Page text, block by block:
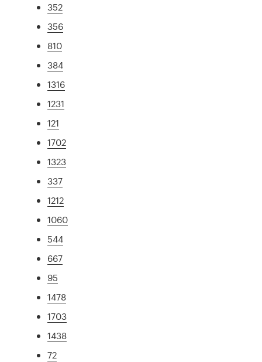
352
356
810
384
1316
1231
121
1702
1323
337
1212
1060
544
667
95
1478
1703
1438
72